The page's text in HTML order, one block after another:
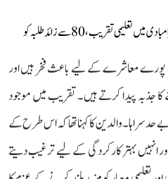
پورے معاشرے کے لیے باعث فخر ہیں اور
جذبہ پیدا کرتے ہیں۔ تقریب میں موجود
حد سراہا۔ والدین کا کہنا تھا کہ اس طرح کے
انہیں بہتر کارکردگی کے لیے ترغیب دیتے